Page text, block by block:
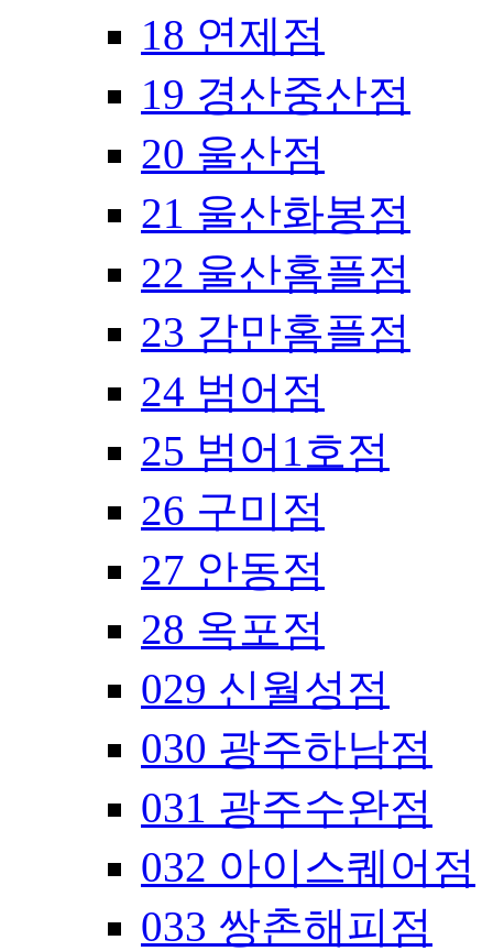
18 연제점
19 경산중산점
20 울산점
21 울산화봉점
22 울산홈플점
23 감만홈플점
24 범어점
25 범어1호점
26 구미점
27 안동점
28 옥포점
029 신월성점
030 광주하남점
031 광주수완점
032 아이스퀘어점
033 쌍촌해피점